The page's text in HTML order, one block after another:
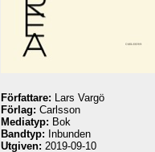
Författare: Lars Vargö
Förlag: Carlsson
Mediatyp: Bok
Bandtyp: Inbunden
Utgiven: 2019-09-10